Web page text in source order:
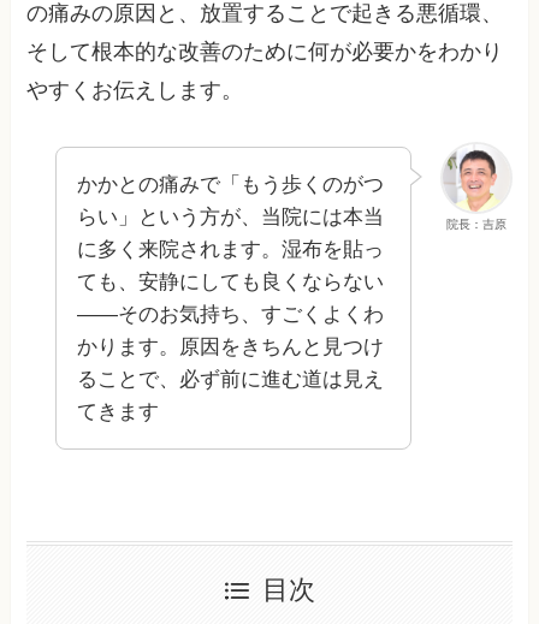
の痛みの原因と、放置することで起きる悪循環、
そして根本的な改善のために何が必要かをわかり
やすくお伝えします。
院長：吉原
かかとの痛みで「もう歩くのがつ
らい」という方が、当院には本当
に多く来院されます。湿布を貼っ
ても、安静にしても良くならない
——そのお気持ち、すごくよくわ
かります。原因をきちんと見つけ
ることで、必ず前に進む道は見え
てきます
目次